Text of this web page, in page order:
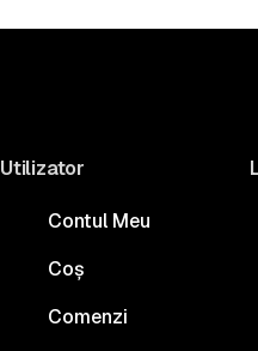
Utilizator
Contul Meu
Coș
Comenzi